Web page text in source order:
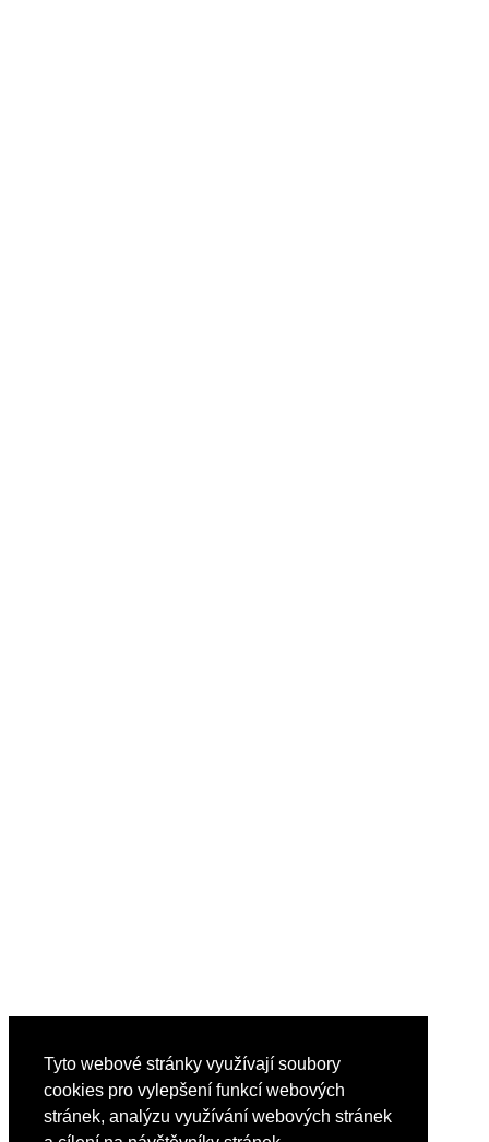
Tyto webové stránky využívají soubory
cookies pro vylepšení funkcí webových
stránek, analýzu využívání webových stránek